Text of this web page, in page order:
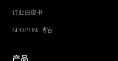
行业白皮书
SHOPLINE博客
产品